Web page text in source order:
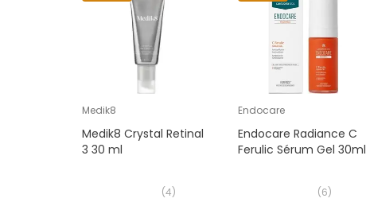
Medik8
Medik8 Crystal Retinal
3 30 ml
(4)
Endocare
Endocare Radiance C
Ferulic Sérum Gel 30ml
(6)